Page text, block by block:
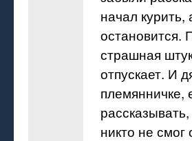
начал курить,
остановится.
страшная
отпускает. И
племянничке,
никто не смог